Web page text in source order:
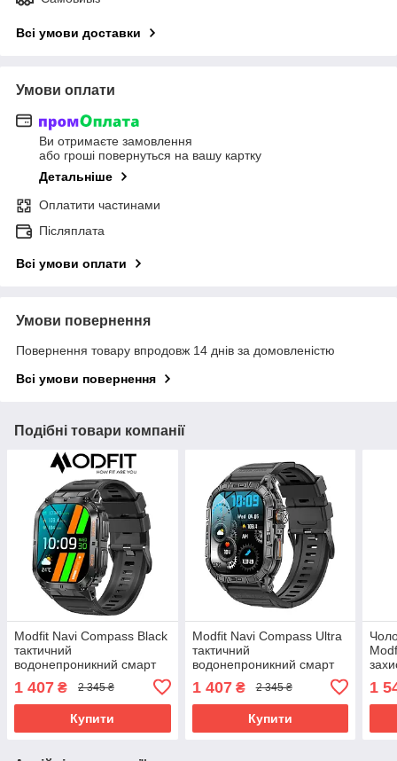
Всі умови доставки
Умови оплати
Ви отримаєте замовлення
або гроші повернуться на вашу картку
Детальніше
Оплатити частинами
Післяплата
Всі умови оплати
Умови повернення
Повернення товару впродовж 14 днів за домовленістю
Всі умови повернення
Подібні товари компанії
Modfit Navi Compass Black
тактичний
водонепроникний смарт
1 407 ₴ 2 345 ₴
Купити
Modfit Navi Compass Ultra
тактичний
водонепроникний смарт
1 407₴ 2 345 ₴
Купити
1